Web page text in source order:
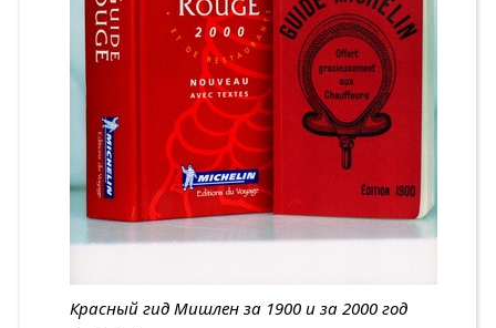
Красный гид Мишлен за 1900 и за 2000 год